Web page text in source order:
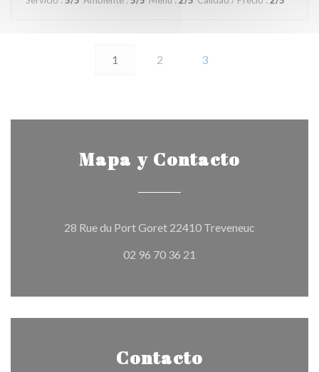
1 2 3
Mapa y Contacto
28 Rue du Port Goret 22410 Treveneuc
02 96 70 36 21
Contacto